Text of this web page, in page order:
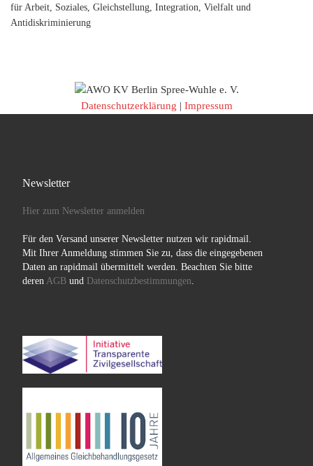
für Arbeit, Soziales, Gleichstellung, Integration, Vielfalt und
Antidiskriminierung
Datenschutzerklärung | Impressum
Newsletter
Hier zum Newsletter anmelden
Für den Versand unserer Newsletter nutzen wir rapidmail.
Mit Ihrer Anmeldung stimmen Sie zu, dass die eingegebenen
Daten an rapidmail übermittelt werden. Beachten Sie bitte
deren AGBund Datenschutzbestimmungen.